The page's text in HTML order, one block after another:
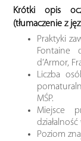
Krótki opis
(tłumaczenie z
Praktyki
Fontaine
d’Armor,
Liczba
MŚP.
Miejsce
Poziom